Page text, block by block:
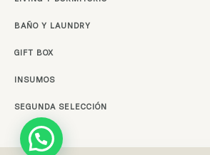
BAÑO Y LAUNDRY
GIFT BOX
INSUMOS
SEGUNDA SELECCIÓN